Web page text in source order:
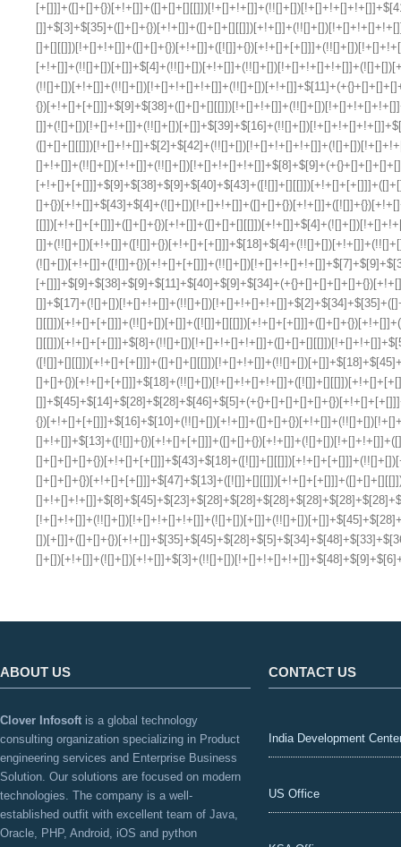
ABOUT US
Clover Infosoft is a global technology
consulting organization specializing in Product
engineering services and Enterprise Business
Solution. Our solutions are focused on modern
technologies. The company is a well-
established outfit with excellent team of Java,
Oracle, PHP, Android, iOS and python
CONTACT US
India Development
US Office